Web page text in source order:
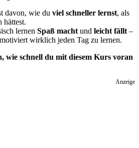
davon, wie du viel schneller lernst, als
hättest.
lernen Spaß macht und leicht fällt –
wirklich jeden Tag zu lernen.
wie schnell du mit diesem Kurs voran
Anzeige